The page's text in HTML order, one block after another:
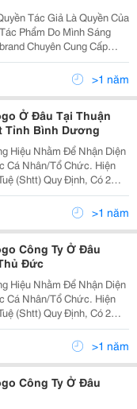
Tác Giả Là Quyền Của
Phẩm Do Mình Sáng
Chuyên Cung Cấp
Tác Giả Tại Tphcm Nói
Với Đội Ngũ Luật Sư Có
>1 năm
Ở Đâu Tại Thuận
Tỉnh Bình Dương
Hiệu Nhằm Để Nhận Diện
Cá Nhân/Tổ Chức. Hiện
(Shtt) Quy Định, Có 2
Bao Gồm: Đăng Ký
Đăng Ký Bản Quyền Tác
>1 năm
Công Ty Ở Đâu
Đức
Hiệu Nhằm Để Nhận Diện
Cá Nhân/Tổ Chức. Hiện
(Shtt) Quy Định, Có 2
Bao Gồm: Đăng Ký
Đăng Ký Bản Quyền Tác
>1 năm
Công Ty Ở Đâu